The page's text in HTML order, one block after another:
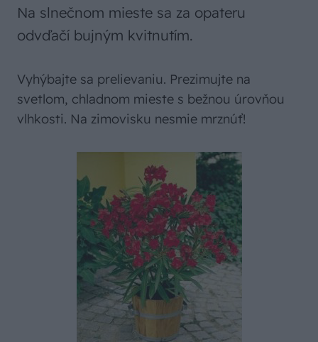
Na slnečnom mieste sa za opateru
odvďačí bujným kvitnutím.
Vyhýbajte sa prelievaniu. Prezimujte na
svetlom, chladnom mieste s bežnou úrovňou
vlhkosti. Na zimovisku nesmie mrznúť!